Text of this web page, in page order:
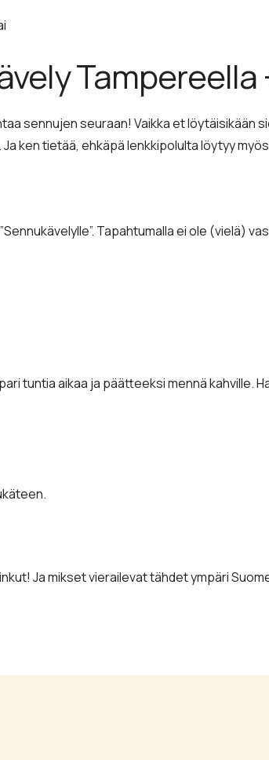
Tampereella
sennujen seuraan! Vaikka et löytäisikään
ken tietää, ehkäpä lenkkipolulta löytyy
Tapahtumalla ei ole (vielä)
tuntia aikaa ja päätteeksi mennä kahville.
Ja mikset vierailevat tähdet ympäri